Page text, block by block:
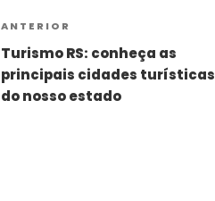
ANTERIOR
Turismo RS: conheça as
principais cidades turísticas
do nosso estado